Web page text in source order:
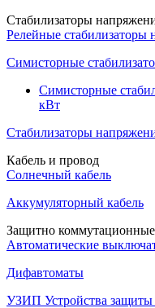
Стабилизаторы
Релейные стабилизаторы
Симисторные
Симисторные
кВт
Стабилизаторы
Кабель и провод
Солнечный кабель
Аккумуляторный кабель
Защитно коммутационные
Автоматические
Дифавтоматы
УЗИП Устройства